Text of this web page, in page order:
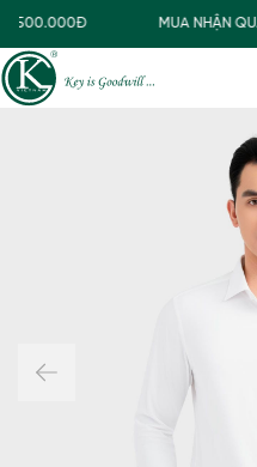
500.000Đ MUA NHẬN